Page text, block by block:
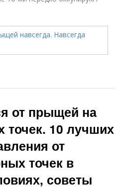
от прыщей на
точек. 10 лучших
от
точек в
советы